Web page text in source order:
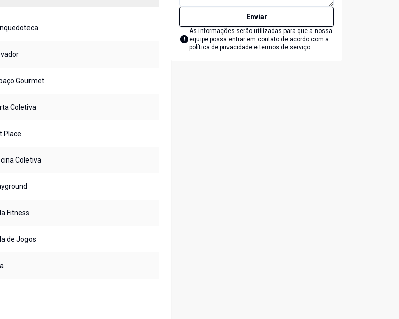
Gourmet
Coletiva
Place
Coletiva
Fitness
de Jogos
Enviar
As informações serão utilizadas para que a nossa
equipe possa entrar em contato de acordo com a
política de privacidade e termos de serviço